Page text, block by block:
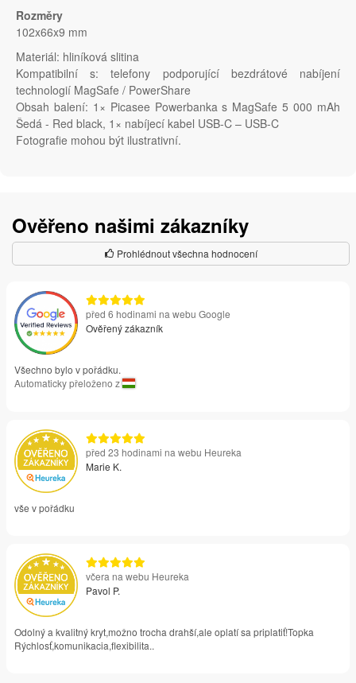
Rozměry
102x66x9 mm
Materiál: hliníková slitina
Kompatibilní s: telefony podporující bezdrátové nabíjení
technologií MagSafe / PowerShare
Obsah balení: 1× Picasee Powerbanka s MagSafe 5 000 mAh
Šedá - Red black, 1× nabíjecí kabel USB-C – USB-C
Fotografie mohou být ilustrativní.
Ověřeno našimi zákazníky
Prohlédnout všechna hodnocení
před 6 hodinami na webu Google
Ověřený zákazník
Všechno bylo v pořádku.
Automaticky přeloženo z
před 23 hodinami na webu Heureka
Marie K.
vše v pořádku
včera na webu Heureka
Pavol P.
Odolný a kvalitný kryt,možno trocha drahší,ale oplatí sa priplatiť!Topka
Rýchlosť,komunikacia,flexibilita..